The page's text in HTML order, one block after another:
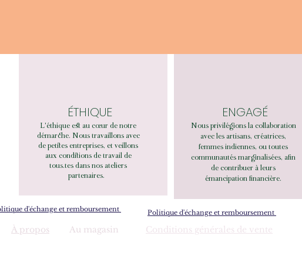
ÉTHIQUE
L'éthique est au cœur de notre
démarche. Nous travaillons avec
de petites entreprises, et veillons
aux conditions de travail de
tous.tes dans nos ateliers
partenaires.
d'échange et remboursement
ENGAGÉ
Nous privilégions la collaboration
avec les artisans, créatrices,
femmes indiennes, ou toutes
communautés marginalisées, afin
de contribuer à leurs
émancipation financière.
Politique d'échange et remboursement
À propos Au magasin Conditions générales de vente